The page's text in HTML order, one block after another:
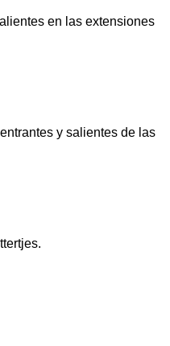
en las extensiones
y salientes de las